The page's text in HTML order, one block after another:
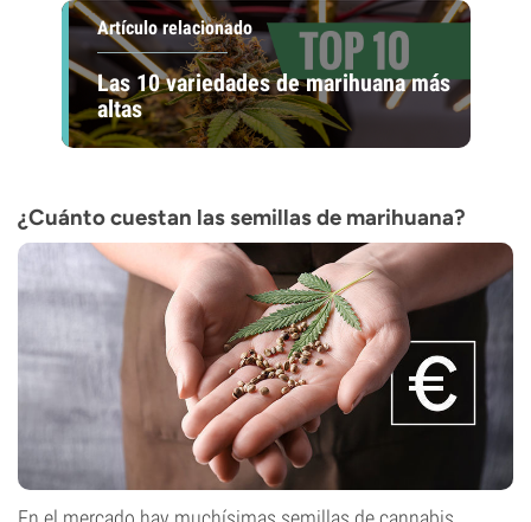
Artículo relacionado
Las 10 variedades de marihuana más
altas
¿Cuánto cuestan las semillas de marihuana?